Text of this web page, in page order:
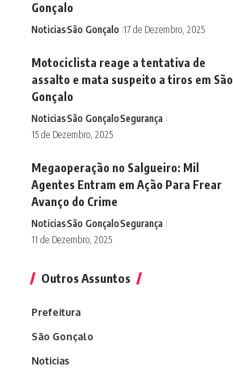
Gonçalo
NoticiasSão Gonçalo 17 de Dezembro, 2025
Motociclista reage a tentativa de
assalto e mata suspeito a tiros em São
Gonçalo
NoticiasSão GonçaloSegurança
15 de Dezembro, 2025
Megaoperação no Salgueiro: Mil
Agentes Entram em Ação Para Frear
Avanço do Crime
NoticiasSão GonçaloSegurança
11 de Dezembro, 2025
Outros Assuntos
Prefeitura
São Gonçalo
Noticias